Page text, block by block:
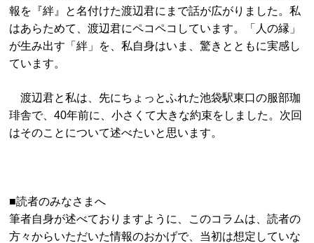
報を『絆』と名付けた渡辺君にまで話が広がりました。私
はあらためて、渡辺君にペコペコしています。「人の縁」
が生み出す「絆」を、私自身はいま、驚きとともに実感し
ています。
渡辺君と私は、先にちょっとふれた池袋駅東口の服部珈
琲舎で、40年前に、小さくて大きな約束をしました。次回
はそのことについて述べたいと思います。
■読者のみなさまへ
筆者自身が述べておりますように、このコラムは、読者の
方々からいただいた情報のおかげで、当初は想定していな